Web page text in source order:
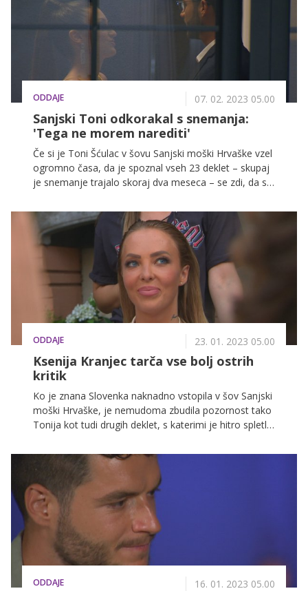
dekle z njim v savni.
ODDAJE 07. 02. 2023 05.00
Sanjski Toni odkorakal s snemanja:
'Tega ne morem narediti'
Če si je Toni Šćulac v šovu Sanjski moški Hrvaške vzel
ogromno časa, da je spoznal vseh 23 deklet – skupaj
je snemanje trajalo skoraj dva meseca – se zdi, da se
izmed finalistk je tako Toni domov poslal že kar na
zmenku, še od ene se bo nocoj prav tako poslovil
pred ceremonijo, na slednji pa bo domov poslal še tri
in tako mu bosta ostali le še dve superfinalistki. A
odločitev bo izjemno težka, na trenutke se bo zdelo
celo, da je pretežka, saj bo neodločen Toni odkorakal
ODDAJE 23. 01. 2023 05.00
Ksenija Kranjec tarča vse bolj ostrih
kritik
Ko je znana Slovenka naknadno vstopila v šov Sanjski
moški Hrvaške, je nemudoma zbudila pozornost tako
Tonija kot tudi drugih deklet, s katerimi je hitro spletla
pa se je že minuli teden, ko se je v šov vrnila Polina.
ODDAJE 16. 01. 2023 05.00